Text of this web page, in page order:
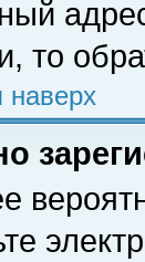
то
наверх